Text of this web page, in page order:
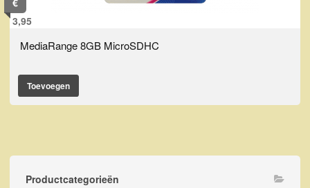
3,95
MediaRange 8GB MicroSDHC
Toevoegen
Productcategorieën